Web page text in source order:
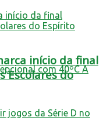
início da final
Escolares do